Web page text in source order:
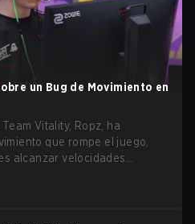
un Bug de Movimiento en
Vitality, Ropz, ha
que rompe el juego.
alcanzar velocidades